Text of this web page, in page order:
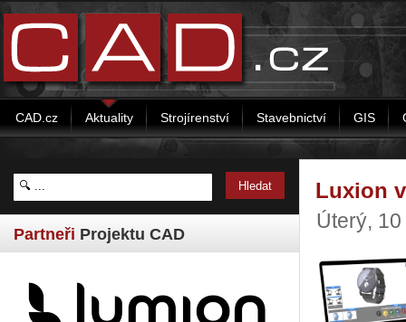
CAD.cz Aktuality Strojírenství Stavebnictví GIS
Partneři Projektu CAD
Luxion
Úterý,